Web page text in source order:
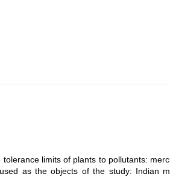
limits of plants to pollutants:
as the objects of the study: Indian